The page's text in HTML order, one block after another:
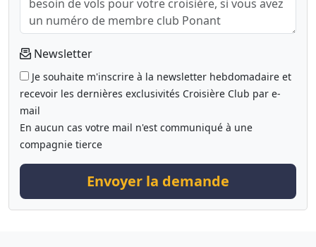
Newsletter
Je souhaite m'inscrire à la newsletter hebdomadaire et
recevoir les dernières exclusivités Croisière Club par e-
mail
En aucun cas votre mail n'est communiqué à une
compagnie tierce
Envoyer la demande